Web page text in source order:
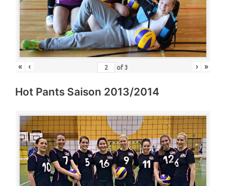
« ‹ of3 › »
Hot Pants Saison 2013/2014